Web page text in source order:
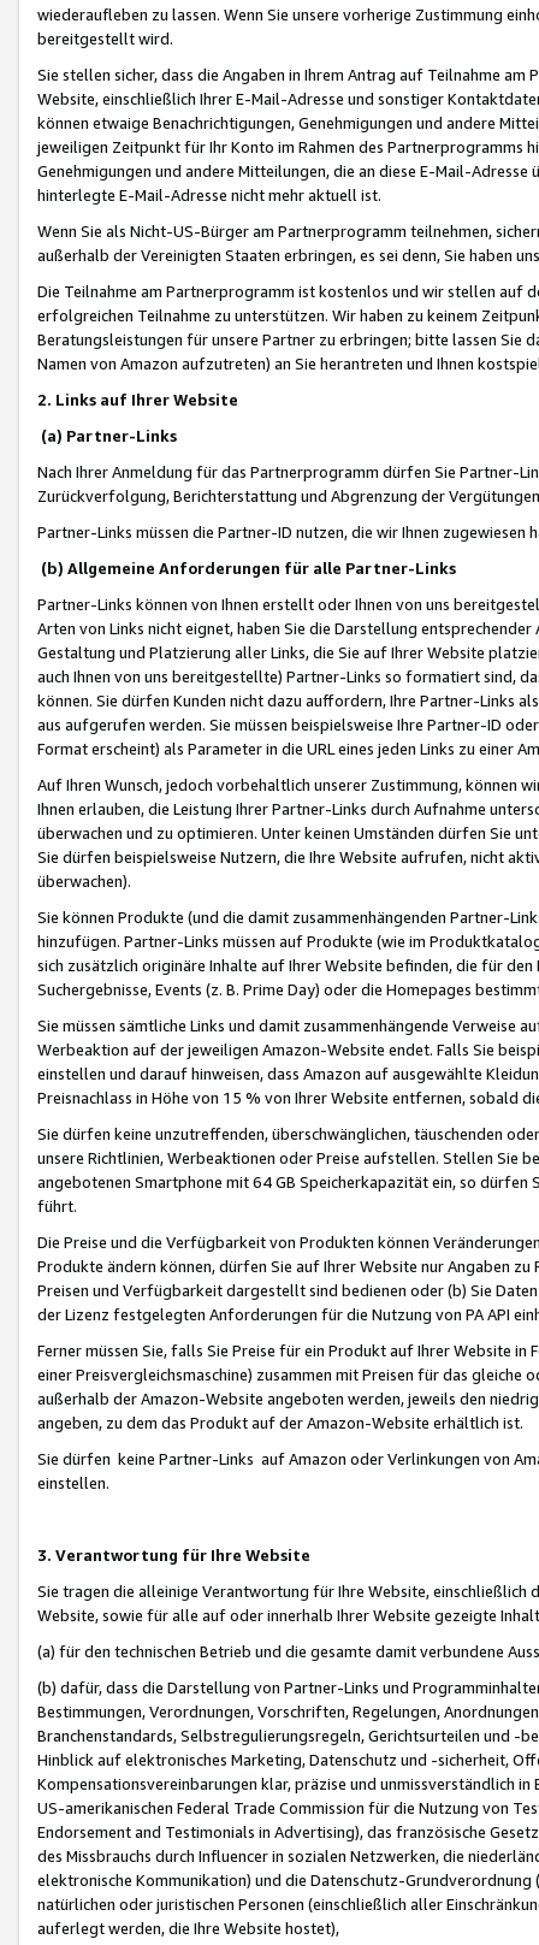
wiederaufleben zu lassen. Wenn Sie unsere vorherige Zustimmung
bereitgestellt wird.
Sie stellen sicher, dass die Angaben in Ihrem Antrag auf Teilnahme
Website, einschließlich Ihrer E-Mail-Adresse und sonstiger
können etwaige Benachrichtigungen, Genehmigungen und andere
jeweiligen Zeitpunkt für Ihr Konto im Rahmen des Partnerprogramms
Genehmigungen und andere Mitteilungen, die an diese E-Mail-
hinterlegte E-Mail-Adresse nicht mehr aktuell ist.
Wenn Sie als Nicht-US-Bürger am Partnerprogramm teilnehmen,
außerhalb der Vereinigten Staaten erbringen, es sei denn, Sie haben
Die Teilnahme am Partnerprogramm ist kostenlos und wir stellen auf
erfolgreichen Teilnahme zu unterstützen. Wir haben zu keinem
Beratungsleistungen für unsere Partner zu erbringen; bitte lassen Sie
Namen von Amazon aufzutreten) an Sie herantreten und Ihnen
2. Links auf Ihrer Website
(a) Partner-Links
Nach Ihrer Anmeldung für das Partnerprogramm dürfen Sie Partner-
Zurückverfolgung, Berichterstattung und Abgrenzung der
Partner-Links müssen die Partner-ID nutzen, die wir Ihnen zugewiesen
(b) Allgemeine Anforderungen für alle Partner-Links
Partner-Links können von Ihnen erstellt oder Ihnen von uns
Arten von Links nicht eignet, haben Sie die Darstellung
Gestaltung und Platzierung aller Links, die Sie auf Ihrer Website
auch Ihnen von uns bereitgestellte) Partner-Links so formatiert sind,
können. Sie dürfen Kunden nicht dazu auffordern, Ihre Partner-Links
aus aufgerufen werden. Sie müssen beispielsweise Ihre Partner-ID
Format erscheint) als Parameter in die URL eines jeden Links zu einer
Auf Ihren Wunsch, jedoch vorbehaltlich unserer Zustimmung, können
Ihnen erlauben, die Leistung Ihrer Partner-Links durch Aufnahme
überwachen und zu optimieren. Unter keinen Umständen dürfen Sie
Sie dürfen beispielsweise Nutzern, die Ihre Website aufrufen, nicht
überwachen).
Sie können Produkte (und die damit zusammenhängenden Partner-
hinzufügen. Partner-Links müssen auf Produkte (wie im
sich zusätzlich originäre Inhalte auf Ihrer Website befinden, die für
Suchergebnisse, Events (z. B. Prime Day) oder die Homepages
Sie müssen sämtliche Links und damit zusammenhängende
Werbeaktion auf der jeweiligen Amazon-Website endet. Falls Sie
einstellen und darauf hinweisen, dass Amazon auf ausgewählte
Preisnachlass in Höhe von 15 % von Ihrer Website entfernen, sobald
Sie dürfen keine unzutreffenden, überschwänglichen, täuschenden
unsere Richtlinien, Werbeaktionen oder Preise aufstellen. Stellen Sie
angebotenen Smartphone mit 64 GB Speicherkapazität ein, so dürfen
führt.
Die Preise und die Verfügbarkeit von Produkten können
Produkte ändern können, dürfen Sie auf Ihrer Website nur Angaben
Preisen und Verfügbarkeit dargestellt sind bedienen oder (b) Sie
der Lizenz festgelegten Anforderungen für die Nutzung von PA API
Ferner müssen Sie, falls Sie Preise für ein Produkt auf Ihrer Website
einer Preisvergleichsmaschine) zusammen mit Preisen für das
außerhalb der Amazon-Website angeboten werden, jeweils den
angeben, zu dem das Produkt auf der Amazon-Website erhältlich ist.
Sie dürfen keine Partner-Links auf Amazon oder Verlinkungen von
einstellen.
3. Verantwortung für Ihre Website
Sie tragen die alleinige Verantwortung für Ihre Website,
Website, sowie für alle auf oder innerhalb Ihrer Website gezeigte
(a) für den technischen Betrieb und die gesamte damit verbundene
(b) dafür, dass die Darstellung von Partner-Links und
Bestimmungen, Verordnungen, Vorschriften, Regelungen,
Branchenstandards, Selbstregulierungsregeln, Gerichtsurteilen und -
Hinblick auf elektronisches Marketing, Datenschutz und -sicherheit,
Kompensationsvereinbarungen klar, präzise und unmissverständlich
US-amerikanischen Federal Trade Commission für die Nutzung von
Endorsement and Testimonials in Advertising), das französische
des Missbrauchs durch Influencer in sozialen Netzwerken, die
elektronische Kommunikation) und die Datenschutz-
natürlichen oder juristischen Personen (einschließlich aller
auferlegt werden, die Ihre Website hostet),